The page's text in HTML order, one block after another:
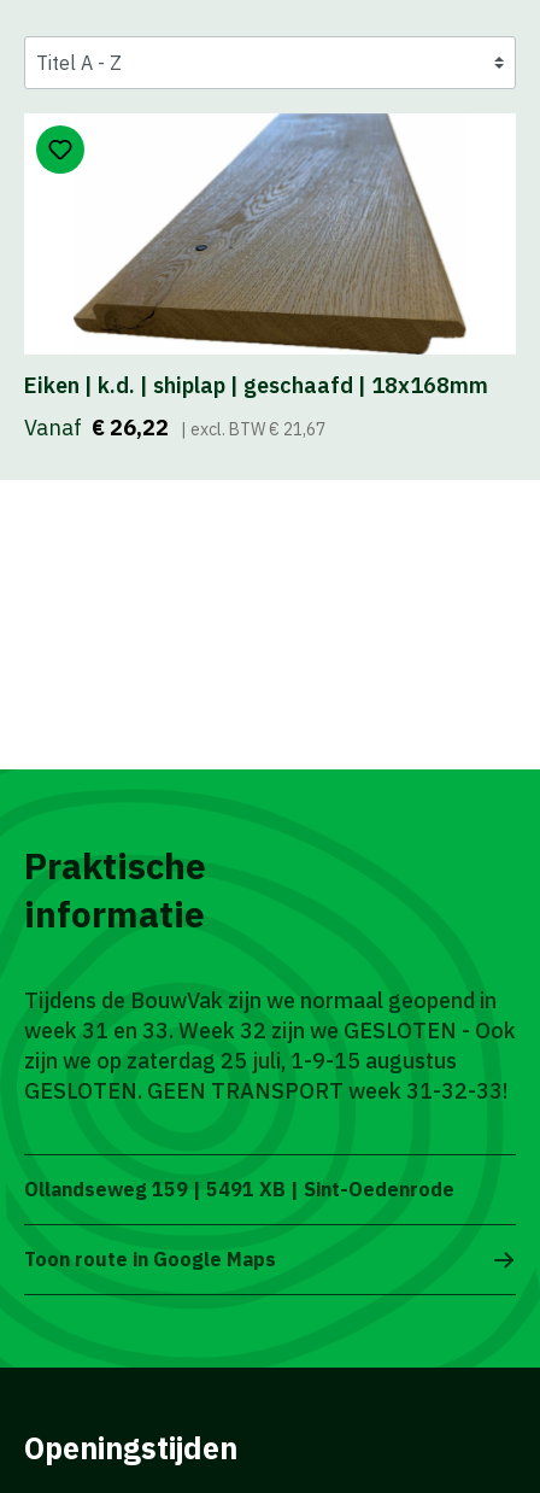
Eiken | k.d. | shiplap | geschaafd | 18x168mm
Vanaf € 26,22 | excl. BTW € 21,67
Praktische
informatie
Tijdens de BouwVak zijn we normaal geopend in
week 31 en 33. Week 32 zijn we GESLOTEN - Ook
zijn we op zaterdag 25 juli, 1-9-15 augustus
GESLOTEN. GEEN TRANSPORT week 31-32-33!
Ollandseweg 159 | 5491 XB | Sint-Oedenrode
Toon route in Google Maps
Openingstijden